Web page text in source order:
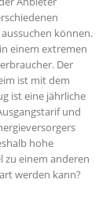
können.
einem extremen
Der
ist mit dem
ist eine jährliche
und
hohe
zu einem anderen
werden kann?